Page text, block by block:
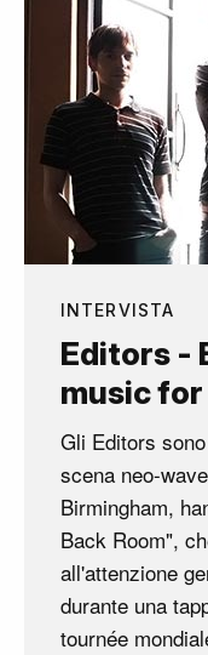
INTERVISTA
Editors -
music
Gli Editors
scena neo-
Birmingham,
Back Room",
all'attenzione
durante una
tournée